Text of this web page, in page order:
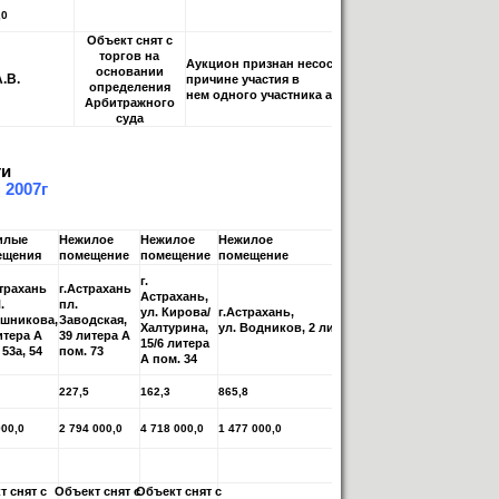
Объект снят с
торгов на
основании
определения
Арбитражного
суда
Аукцион признан несостоявшимся по
причине участия в
нем одного участника аукциона
Нежилое
помещение
Нежилое
помещение
Нежилое
помещение
А
54
г.Астрахань
пл.
Заводская,
39 литера А
пом. 73
г.
Астрахань,
ул. Кирова/
Халтурина,
15/6 литера
А пом. 34
г.Астрахань,
ул. Водников, 2 литера Д пом.4
227,5 162,3 865,8
2 794 000,0 4 718 000,0 1 477 000,0
снят с Объект снят сОбъект снят с